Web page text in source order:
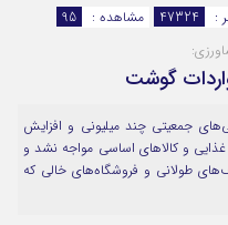
:
47324 مشاهده :
95
گوشت
جمعیتی چند میلیونی و افزایش
و کالاهای اساسی مواجه نشد و
طولانی و فروشگاه‌های خالی که